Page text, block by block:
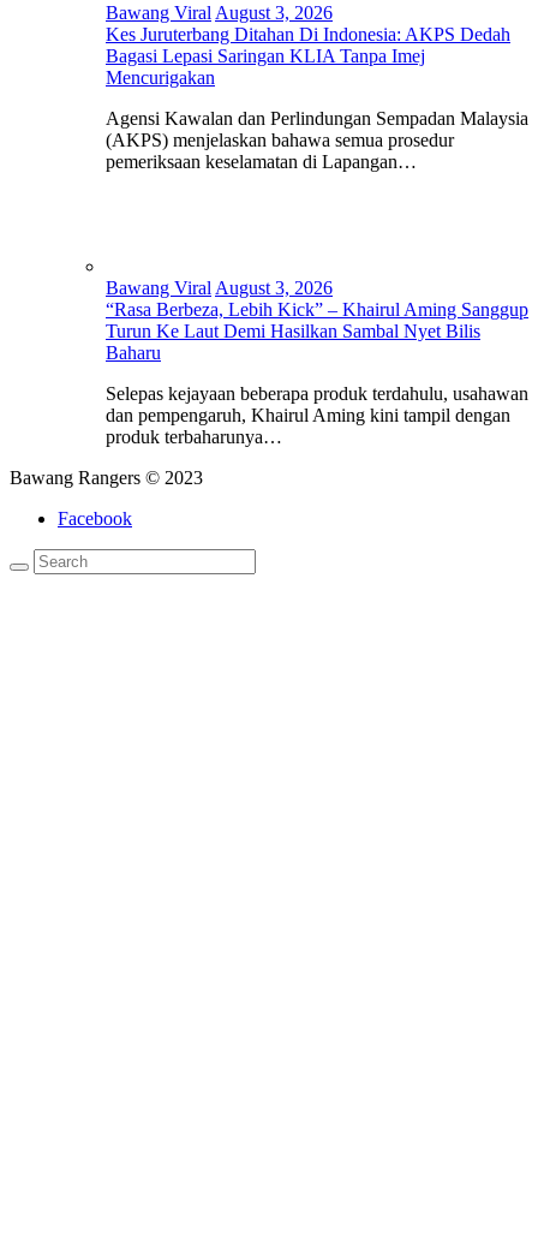
Bawang Viral August 3, 2026
Kes Juruterbang Ditahan Di Indonesia: AKPS Dedah
Bagasi Lepasi Saringan KLIA Tanpa Imej
Mencurigakan
Agensi Kawalan dan Perlindungan Sempadan Malaysia
(AKPS) menjelaskan bahawa semua prosedur
pemeriksaan keselamatan di Lapangan…
Bawang Viral August 3, 2026
“Rasa Berbeza, Lebih Kick” – Khairul Aming Sanggup
Turun Ke Laut Demi Hasilkan Sambal Nyet Bilis
Baharu
Selepas kejayaan beberapa produk terdahulu, usahawan
dan pempengaruh, Khairul Aming kini tampil dengan
produk terbaharunya…
Bawang Rangers © 2023
Facebook